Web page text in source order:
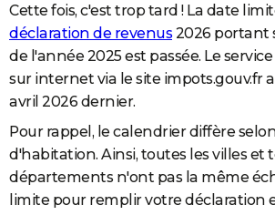
Alimentation
Guide de la santé
Maladies
Médicaments
Sommeil
+VOYAGE
Destinations
City break
Voyage nature
Voyage de noces
Forum
Climat
PHOTO
BONS PLANS
CARTE DE VOEUX
Cette fois, c'est trop tard ! La date
déclaration de revenus2026 portant
de l'année 2025 est passée. Le
sur internet via le site impots.gouv.fr
avril 2026 dernier.
Pour rappel, le calendrier diffère
d'habitation. Ainsi, toutes les villes et
départements n'ont pas la même
limite pour remplir votre déclaration